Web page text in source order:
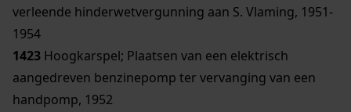
verleende hinderwetvergunning aan S. Vlaming, 1951-
1954
1423 Hoogkarspel; Plaatsen van een elektrisch
aangedreven benzinepomp ter vervanging van een
handpomp, 1952